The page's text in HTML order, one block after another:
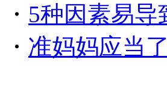
・ 5种因素易导
・ 准妈妈应当